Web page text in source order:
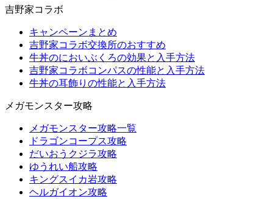
吉野家コラボ
キャンペーンまとめ
吉野家コラボ交換所のおすすめ
牛丼のにおいぶくろの効果と入手方法
吉野家コラボコンパスの性能と入手方法
牛丼の耳飾りの性能と入手方法
メガモンスター攻略
メガモンスター攻略一覧
ドラゴンコープス攻略
だいおうクジラ攻略
ゆうれい船攻略
キングスイカ岩攻略
ヘルガイオン攻略